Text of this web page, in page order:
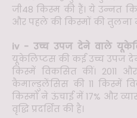
जी48 किस्म की हैं। ये उन्नत
और पहले की किस्मों की तुलना
iv - उच्च उपज देने वाले
यूकेलिप्टस की कई उच्च उपज देने
किस्में विकसित कीं। 2011
कैमाल्डुलेंसिस की 11 किस्में
किस्मों ने ऊंचाई में 17% और
वृद्धि प्रदर्शित की है।